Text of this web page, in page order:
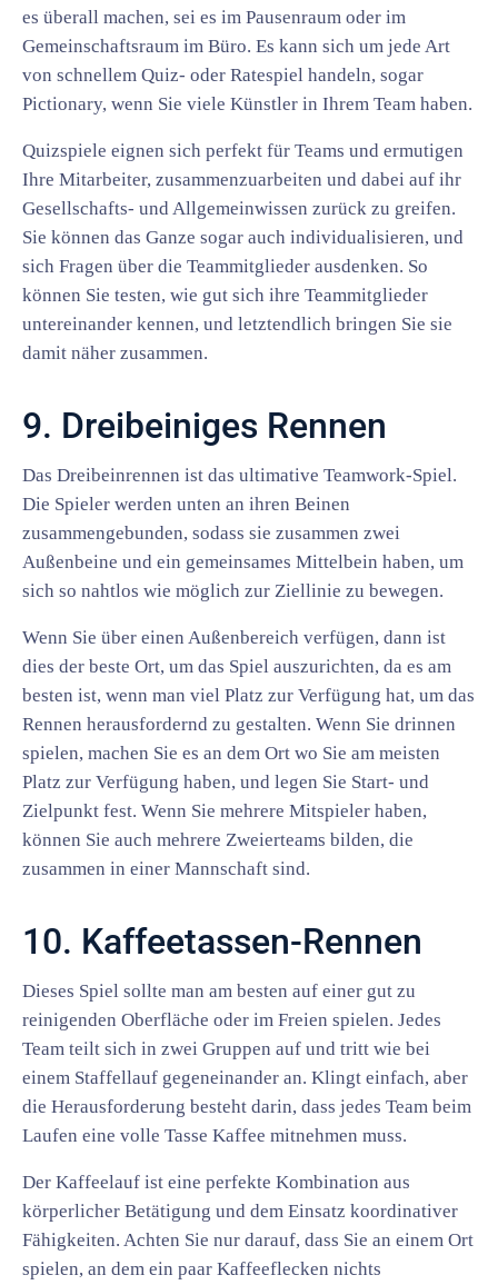
es überall machen, sei es im Pausenraum oder im
Gemeinschaftsraum im Büro. Es kann sich um jede Art
von schnellem Quiz- oder Ratespiel handeln, sogar
Pictionary, wenn Sie viele Künstler in Ihrem Team haben.
Quizspiele eignen sich perfekt für Teams und ermutigen
Ihre Mitarbeiter, zusammenzuarbeiten und dabei auf ihr
Gesellschafts- und Allgemeinwissen zurück zu greifen.
Sie können das Ganze sogar auch individualisieren, und
sich Fragen über die Teammitglieder ausdenken. So
können Sie testen, wie gut sich ihre Teammitglieder
untereinander kennen, und letztendlich bringen Sie sie
damit näher zusammen.
9. Dreibeiniges Rennen
Das Dreibeinrennen ist das ultimative Teamwork-Spiel.
Die Spieler werden unten an ihren Beinen
zusammengebunden, sodass sie zusammen zwei
Außenbeine und ein gemeinsames Mittelbein haben, um
sich so nahtlos wie möglich zur Ziellinie zu bewegen.
Wenn Sie über einen Außenbereich verfügen, dann ist
dies der beste Ort, um das Spiel auszurichten, da es am
besten ist, wenn man viel Platz zur Verfügung hat, um das
Rennen herausfordernd zu gestalten. Wenn Sie drinnen
spielen, machen Sie es an dem Ort wo Sie am meisten
Platz zur Verfügung haben, und legen Sie Start- und
Zielpunkt fest. Wenn Sie mehrere Mitspieler haben,
können Sie auch mehrere Zweierteams bilden, die
zusammen in einer Mannschaft sind.
10. Kaffeetassen-Rennen
Dieses Spiel sollte man am besten auf einer gut zu
reinigenden Oberfläche oder im Freien spielen. Jedes
Team teilt sich in zwei Gruppen auf und tritt wie bei
einem Staffellauf gegeneinander an. Klingt einfach, aber
die Herausforderung besteht darin, dass jedes Team beim
Laufen eine volle Tasse Kaffee mitnehmen muss.
Der Kaffeelauf ist eine perfekte Kombination aus
körperlicher Betätigung und dem Einsatz koordinativer
Fähigkeiten. Achten Sie nur darauf, dass Sie an einem Ort
spielen, an dem ein paar Kaffeeflecken nichts